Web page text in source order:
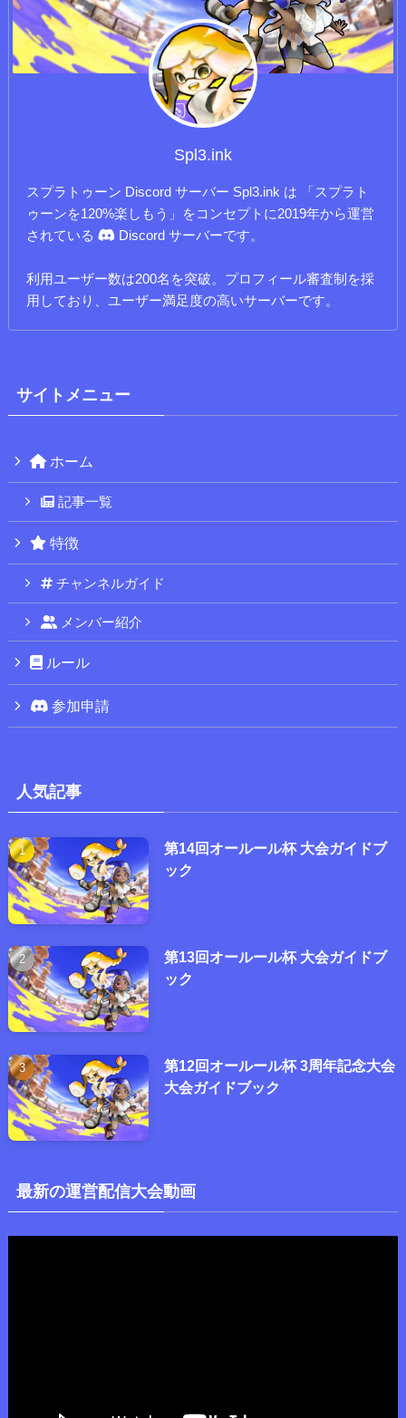
Spl3.ink
スプラトゥーン Discord サーバー Spl3.ink は 「スプラト
ゥーンを120%楽しもう」をコンセプトに2019年から運営
されている
Discord サーバーです。
利用ユーザー数は200名を突破。プロフィール審査制を採
用しており、ユーザー満足度の高いサーバーです。
サイトメニュー
ホーム
記事一覧
特徴
チャンネルガイド
メンバー紹介
ルール
参加申請
人気記事
第14回オールール杯 大会ガイドブ
ック
第13回オールール杯 大会ガイドブ
ック
第12回オールール杯 3周年記念大会
大会ガイドブック
最新の運営配信大会動画